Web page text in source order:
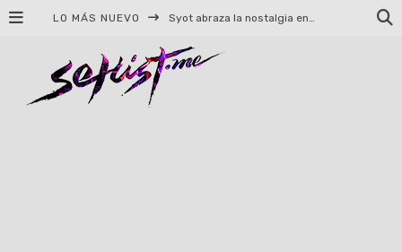
LO MÁS NUEVO Helloween celebrará 40 años de historia con conciertos en Ciudad de México y Guadalajara